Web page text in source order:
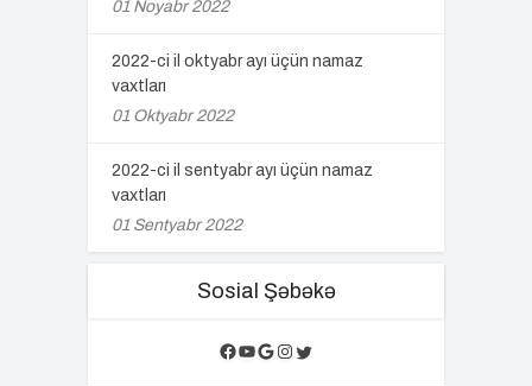
01 Noyabr 2022
2022-ci il oktyabr ayı üçün namaz
vaxtları
01 Oktyabr 2022
2022-ci il sentyabr ayı üçün namaz
vaxtları
01 Sentyabr 2022
Sosial Şəbəkə
Facebook
YouTube
Google
Instagram
Twitter